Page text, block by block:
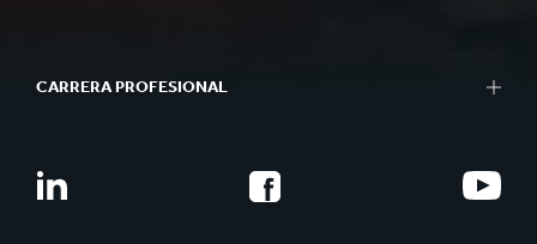
CARRERA PROFESIONAL